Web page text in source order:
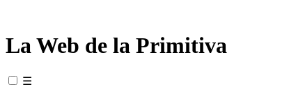
La Web de la Primitiva
☰